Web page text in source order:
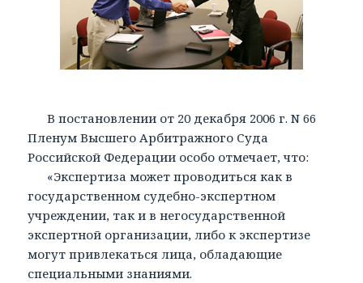
В постановлении от 20 декабря 2006 г. N 66
Пленум Высшего Арбитражного Суда
Российской Федерации особо отмечает, что:
«Экспертиза может проводиться как в
государственном судебно-экспертном
учреждении, так и в негосударственной
экспертной организации, либо к экспертизе
могут привлекаться лица, обладающие
специальными знаниями.